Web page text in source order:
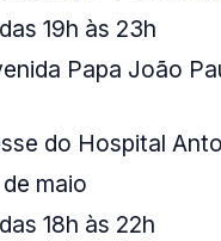
19h às 23h
Papa João
do Hospital
maio
18h às 22h